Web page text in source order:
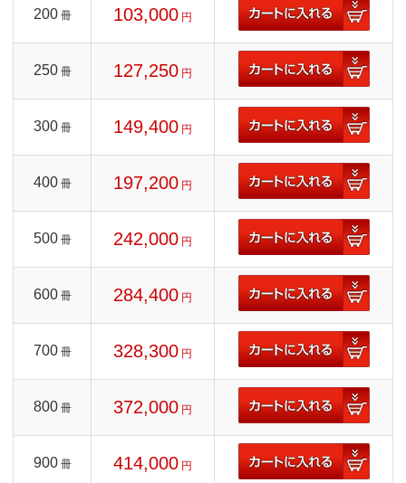
200 冊 103,000 円
250 冊 127,250 円
300 冊 149,400 円
400 冊 197,200 円
500 冊 242,000 円
600 冊 284,400 円
700 冊 328,300 円
800 冊 372,000 円
900 冊 414,000 円